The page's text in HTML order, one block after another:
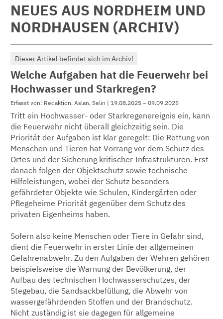
NEUES AUS NORDHEIM UND
NORDHAUSEN (ARCHIV)
Dieser Artikel befindet sich im Archiv!
Welche Aufgaben hat die Feuerwehr bei
Hochwasser und Starkregen?
Erfasst von: Redaktion, Aslan, Selin | 19.08.2025 – 09.09.2025
Tritt ein Hochwasser- oder Starkregenereignis ein, kann
die Feuerwehr nicht überall gleichzeitig sein. Die
Priorität der Aufgaben ist klar geregelt: Die Rettung von
Menschen und Tieren hat Vorrang vor dem Schutz des
Ortes und der Sicherung kritischer Infrastrukturen. Erst
danach folgen der Objektschutz sowie technische
Hilfeleistungen, wobei der Schutz besonders
gefährdeter Objekte wie Schulen, Kindergärten oder
Pflegeheime Priorität gegenüber dem Schutz des
privaten Eigenheims haben.
Sofern also keine Menschen oder Tiere in Gefahr sind,
dient die Feuerwehr in erster Linie der allgemeinen
Gefahrenabwehr. Zu den Aufgaben der Wehren gehören
beispielsweise die Warnung der Bevölkerung, der
Aufbau des technischen Hochwasserschutzes, der
Stegebau, die Sandsackbefüllung, die Abwehr von
wassergefährdenden Stoffen und der Brandschutz.
Nicht zuständig ist sie dagegen für allgemeine